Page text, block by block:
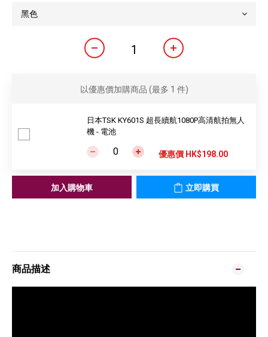
以優惠價加購商品 (最多 1 件)
日本TSK KY601S 超長續航1080P高清航拍無人
機 - 電池
優惠價 HK$198.00
加入購物車 立即購買
商品描述